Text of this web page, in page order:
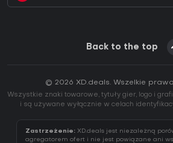
Back to the top
© 2026 XD.deals. Wszelkie
Wszystkie znaki towarowe, tytuły gier, logo i
i są używane wyłącznie w celach
Zastrzeżenie: XD.deals jest niezależną
agregatorem ofert i nie jest powiązane ani